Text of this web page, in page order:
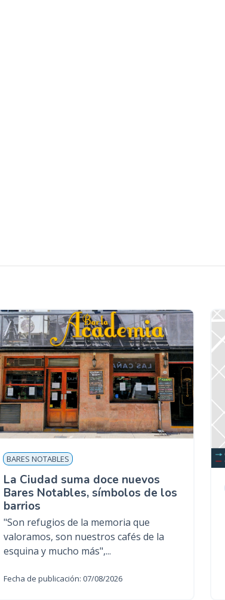
BARES NOTABLES
La Ciudad suma doce nuevos
Bares Notables, símbolos de los
barrios
"Son refugios de la memoria que
valoramos, son nuestros cafés de la
esquina y mucho más",...
Fecha de publicación: 07/08/2026